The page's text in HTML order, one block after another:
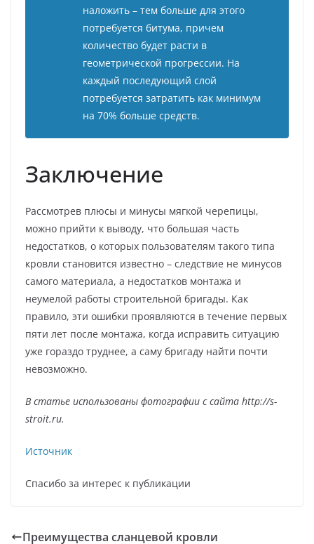
наложить – тем больше для этого
потребуется битума, причем
количество будет расти в
геометрической прогрессии. На
каждый последующий слой
потребуется затратить как минимум
на 70% больше средств.
Заключение
Рассмотрев плюсы и минусы мягкой черепицы,
можно прийти к выводу, что большая часть
недостатков, о которых пользователям такого типа
кровли становится известно – следствие не минусов
самого материала, а недостатков монтажа и
неумелой работы строительной бригады. Как
правило, эти ошибки проявляются в течение первых
пяти лет после монтажа, когда исправить ситуацию
уже гораздо труднее, а саму бригаду найти почти
невозможно.
В статье использованы фотографии с сайта http://s-
stroit.ru.
Источник
Спасибо за интерес к публикации
Преимущества сланцевой кровли